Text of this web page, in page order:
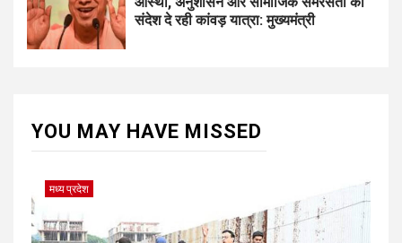
संदेश दे रही कांवड़ यात्रा: मुख्यमंत्री
YOU MAY HAVE MISSED
मध्य प्रदेश